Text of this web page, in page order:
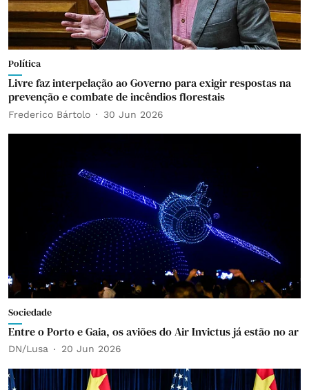
Política
Livre faz interpelação ao Governo para exigir respostas na
prevenção e combate de incêndios florestais
Frederico Bártolo 30 Jun 2026
Sociedade
Entre o Porto e Gaia, os aviões do Air Invictus já estão no ar
DN/Lusa 20 Jun 2026